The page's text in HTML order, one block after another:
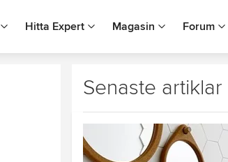
Hitta Expert Magasin Forum
Senaste artiklar